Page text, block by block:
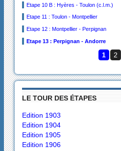
Etape 10 B : Hyères - Toulon (c.l.m.)
Etape 11 : Toulon - Montpellier
Etape 12 : Montpellier - Perpignan
Etape 13 : Perpignan - Andorre
1 2
LE TOUR DES ÉTAPES
Edition 1903
Edition 1904
Edition 1905
Edition 1906